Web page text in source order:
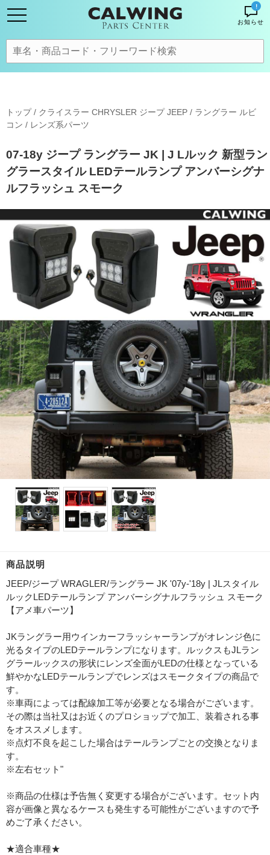
!
お知らせ
トップ/ クライスラー CHRYSLER ジープ JEEP / ラングラー ルビ
コン / レンズ系パーツ
07-18y ジープ ラングラー JK | J Lルック 新型ラン
グラースタイル LEDテールランプ アンバーシグナ
ルフラッシュ スモーク
商品説明
JEEP/ジープ WRAGLER/ラングラー JK '07y-'18y | JLスタイル
ルックLEDテールランプ アンバーシグナルフラッシュ スモーク
【アメ車パーツ】
JKラングラー用ウインカーフラッシャーランプがオレンジ色に
光るタイプのLEDテールランプになります。ルックスもJLラン
グラールックスの形状にレンズ全面がLEDの仕様となっている
鮮やかなLEDテールランプでレンズはスモークタイプの商品で
す。
※車両によっては配線加工等が必要となる場合がございます。
その際は当社又はお近くのプロショップで加工、装着される事
をオススメします。
※点灯不良を起こした場合はテールランプごとの交換となりま
す。
※左右セット"
※商品の仕様は予告無く変更する場合がございます。セット内
容が画像と異なるケースも発生する可能性がございますので予
めご了承ください。
★適合車種★